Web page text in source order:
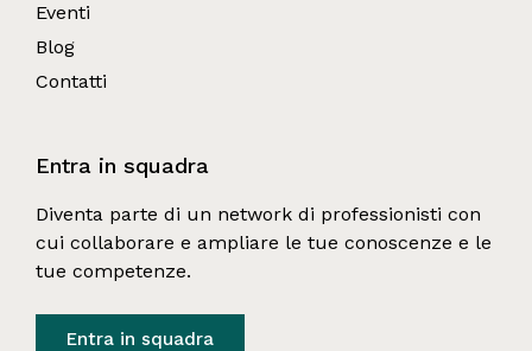
Eventi
Blog
Contatti
Entra in squadra
Diventa parte di un network di professionisti con
cui collaborare e ampliare le tue conoscenze e le
tue competenze.
Entra in squadra